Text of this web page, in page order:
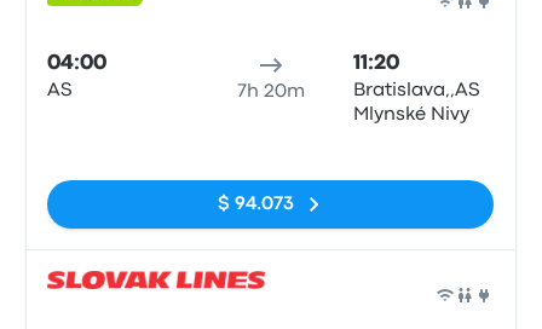
04:00
AS 7h 20m
11:20
Bratislava,,AS
Mlynské Nivy
$ 94.073